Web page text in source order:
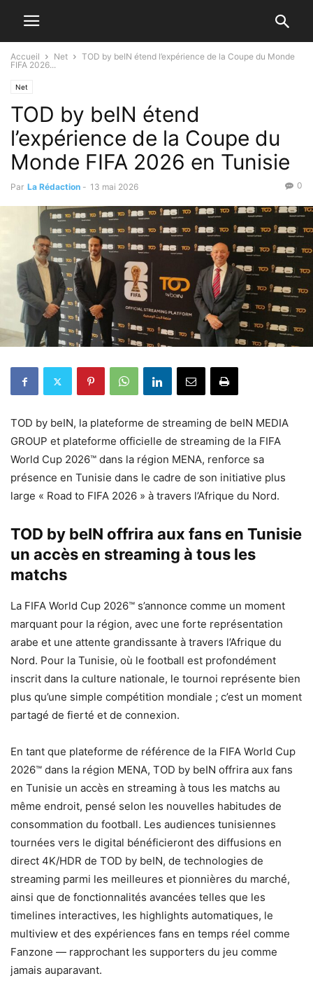
Accueil Net
TOD by beIN étend l’expérience de la Coupe du Monde
FIFA 2026...
Net
TOD by beIN étend
l’expérience de la Coupe du
Monde FIFA 2026 en Tunisie
Par La Rédaction - 13 mai 2026 0
TOD by beIN, la plateforme de streaming de beIN MEDIA
GROUP et plateforme officielle de streaming de la FIFA
World Cup 2026™ dans la région MENA, renforce sa
présence en Tunisie dans le cadre de son initiative plus
large « Road to FIFA 2026 » à travers l’Afrique du Nord.
TOD by beIN offrira aux fans en Tunisie
un accès en streaming à tous les
matchs
La FIFA World Cup 2026™ s’annonce comme un moment
marquant pour la région, avec une forte représentation
arabe et une attente grandissante à travers l’Afrique du
Nord. Pour la Tunisie, où le football est profondément
inscrit dans la culture nationale, le tournoi représente bien
plus qu’une simple compétition mondiale ; c’est un moment
partagé de fierté et de connexion.
En tant que plateforme de référence de la FIFA World Cup
2026™ dans la région MENA, TOD by beIN offrira aux fans
en Tunisie un accès en streaming à tous les matchs au
même endroit, pensé selon les nouvelles habitudes de
consommation du football. Les audiences tunisiennes
tournées vers le digital bénéficieront des diffusions en
direct 4K/HDR de TOD by beIN, de technologies de
streaming parmi les meilleures et pionnières du marché,
ainsi que de fonctionnalités avancées telles que les
timelines interactives, les highlights automatiques, le
multiview et des expériences fans en temps réel comme
Fanzone — rapprochant les supporters du jeu comme
jamais auparavant.